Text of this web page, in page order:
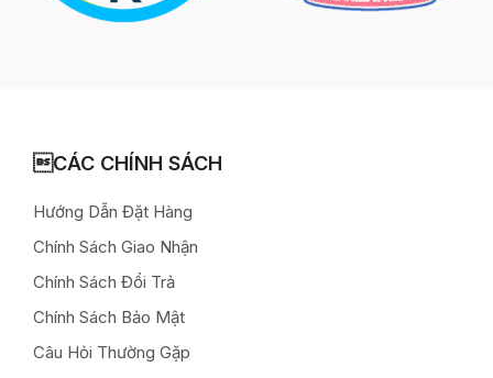
CÁC CHÍNH SÁCH
Hướng Dẫn Đặt Hàng
Chính Sách Giao Nhận
Chính Sách Đổi Trả
Chính Sách Bảo Mật
Câu Hỏi Thường Gặp